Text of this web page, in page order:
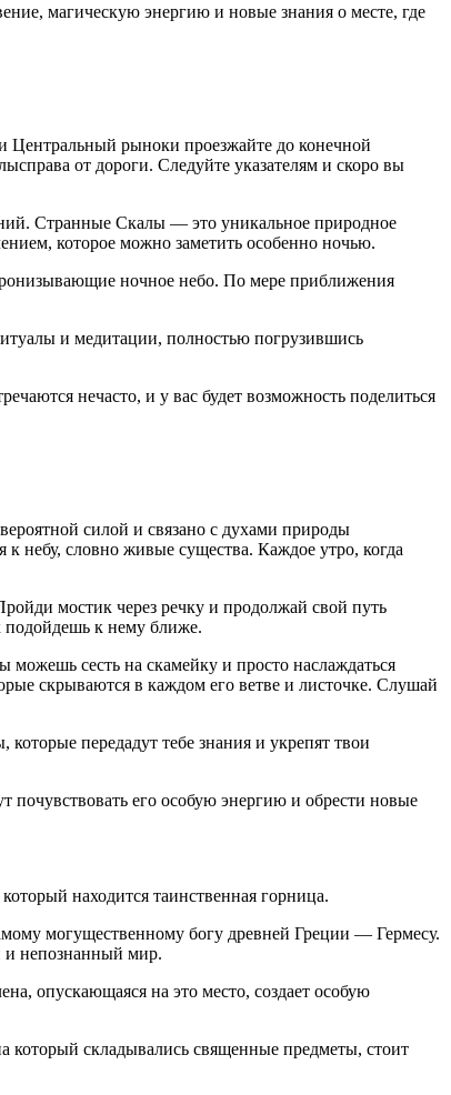
магическую энергию и новые знания о месте, где
Центральный рыноки проезжайте до конечной
от дороги. Следуйте указателям и скоро вы
Странные Скалы — это уникальное природное
которое можно заметить особенно ночью.
ночное небо. По мере приближения
и медитации, полностью погрузившись
нечасто, и у вас будет возможность поделиться
силой и связано с духами природы
небу, словно живые существа. Каждое утро, когда
мостик через речку и продолжай свой путь
подойдешь к нему ближе.
можешь сесть на скамейку и просто наслаждаться
скрываются в каждом его ветве и листочке. Слушай
передадут тебе знания и укрепят твои
почувствовать его особую энергию и обрести новые
находится таинственная горница.
могущественному богу древней Греции — Гермесу.
и непознанный мир.
опускающаяся на это место, создает особую
складывались священные предметы, стоит